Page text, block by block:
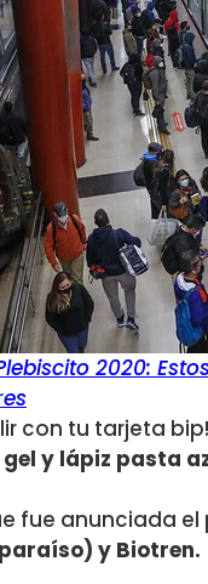
2020:
con tu tarjeta
y lápiz pasta
fue anunciada
y Biotren.